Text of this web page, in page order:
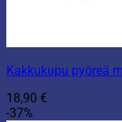
Kakkukupu pyöreä
18,90 €
-37%